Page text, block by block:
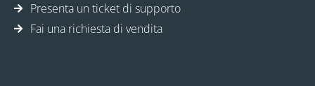
Presenta un ticket di supporto
Fai una richiesta di vendita